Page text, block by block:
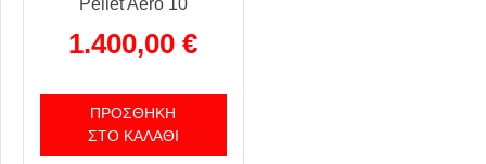
1.400,00€
ΠΡΟΣΘΉΚΗ
ΣΤΟ ΚΑΛΆΘΙ